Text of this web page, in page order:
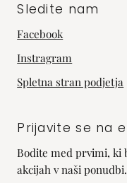
Sledite nam
Facebook
Instragram
Spletna stran podjetja
Prijavite se na
Bodite med prvimi, ki
akcijah v naši ponudbi.